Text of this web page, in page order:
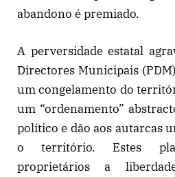
abandono é premiado.
A perversidade estatal
Directores Municipais
um congelamento do
um “ordenamento”
político e dão aos autarcas
o território. Estes
proprietários a